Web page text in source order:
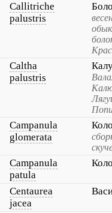
Callitriche
palustris
Caltha
palustris
Campanula
glomerata
Campanula
patula
Centaurea
jacea